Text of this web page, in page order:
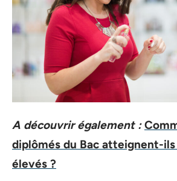
A découvrir également :
diplômés du Bac atteignent-ils
élevés ?